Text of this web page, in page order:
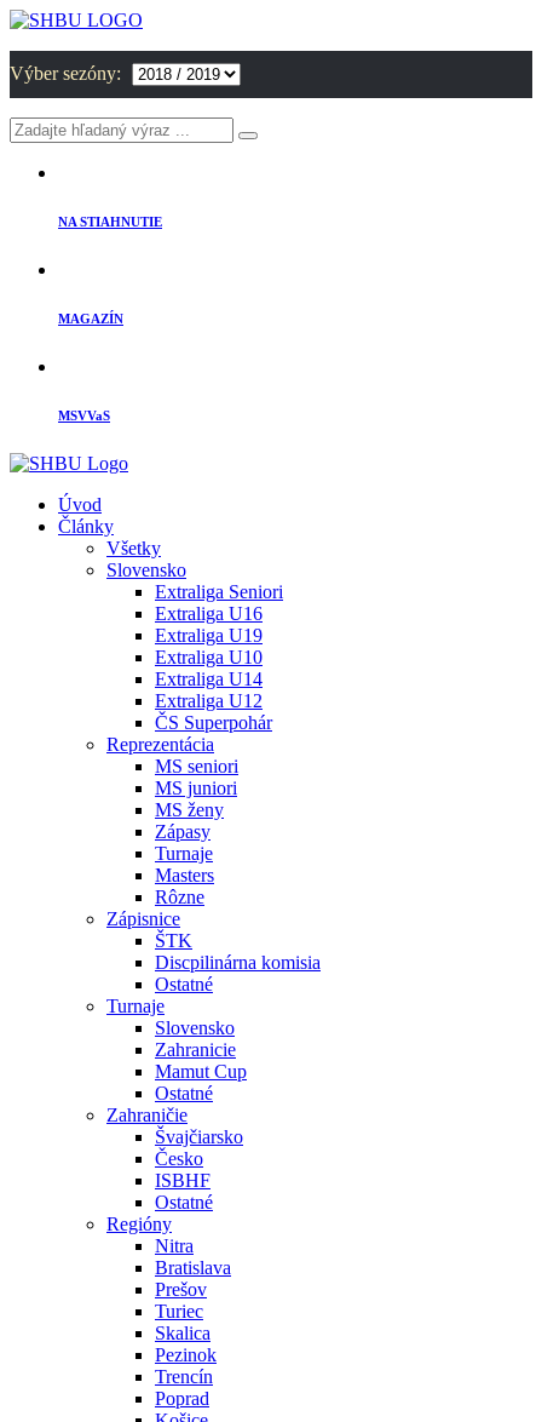
Výber sezóny:
NA STIAHNUTIE
MAGAZÍN
MSVVaS
Úvod
Články
Všetky
Slovensko
Extraliga Seniori
Extraliga U16
Extraliga U19
Extraliga U10
Extraliga U14
Extraliga U12
ČS Superpohár
Reprezentácia
MS seniori
MS juniori
MS ženy
Zápasy
Turnaje
Masters
Rôzne
Zápisnice
ŠTK
Discpilinárna komisia
Ostatné
Turnaje
Slovensko
Zahranicie
Mamut Cup
Ostatné
Zahraničie
Švajčiarsko
Česko
ISBHF
Ostatné
Regióny
Nitra
Bratislava
Prešov
Turiec
Skalica
Pezinok
Trencín
Poprad